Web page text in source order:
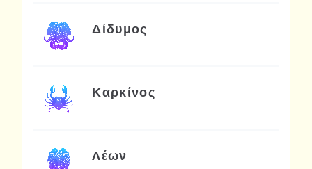
Δίδυμος
Καρκίνος
Λέων